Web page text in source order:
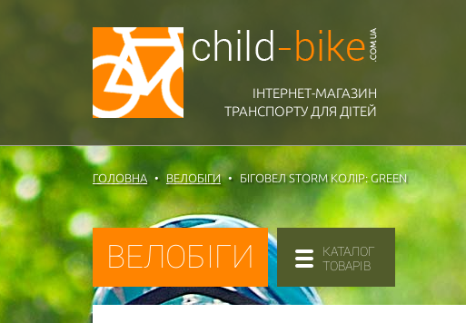
ІНТЕРНЕТ-МАГАЗИН
ТРАНСПОРТУ ДЛЯ ДІТЕЙ
ГОЛОВНА ВЕЛОБІГИ БІГОВЕЛ STORM КОЛІР: GREEN
ВЕЛОБІГИ
КАТАЛОГ
ТОВАРІВ